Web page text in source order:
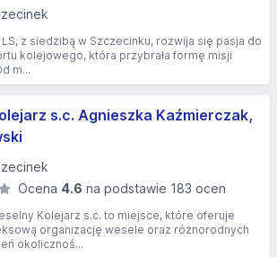
LS, z siedzibą w Szczecinku, rozwija się pasja do
kolejowego, która przybrała formę misji
m...
s.c. Agnieszka Kaźmierczak,
Ocena 4.6 na podstawie 183 ocen
Kolejarz s.c. to miejsce, które oferuje
organizację wesele oraz różnorodnych
okolicznoś...